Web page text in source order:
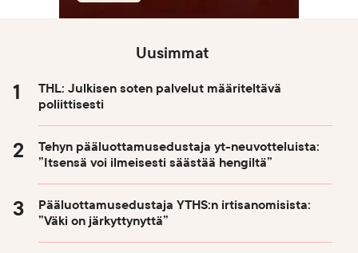
Uusimmat
THL: Julkisen soten palvelut määriteltävä
poliittisesti
Tehyn pääluottamusedustaja yt-neuvotteluista:
”Itsensä voi ilmeisesti säästää hengiltä”
Pääluottamusedustaja YTHS:n irtisanomisista:
”Väki on järkyttynyttä”